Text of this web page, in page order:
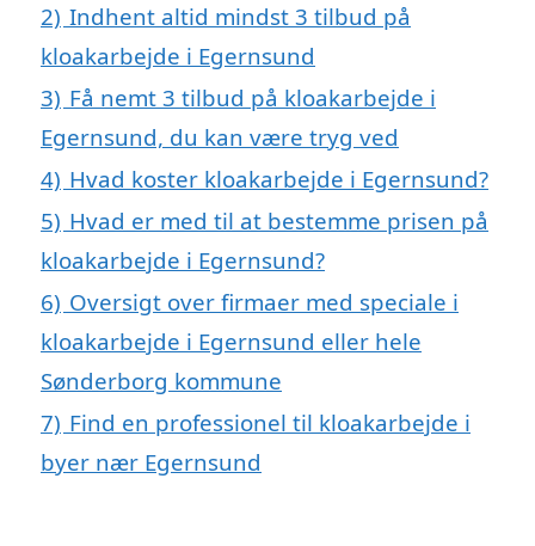
2) Indhent altid mindst 3 tilbud på
kloakarbejde i Egernsund
3) Få nemt 3 tilbud på kloakarbejde i
Egernsund, du kan være tryg ved
4) Hvad koster kloakarbejde i Egernsund?
5) Hvad er med til at bestemme prisen på
kloakarbejde i Egernsund?
6) Oversigt over firmaer med speciale i
kloakarbejde i Egernsund eller hele
Sønderborg kommune
7) Find en professionel til kloakarbejde i
byer nær Egernsund